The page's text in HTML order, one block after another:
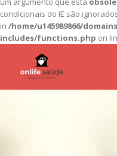
condicionais do IE são
in /home/u145989866/
includes/functions.php on